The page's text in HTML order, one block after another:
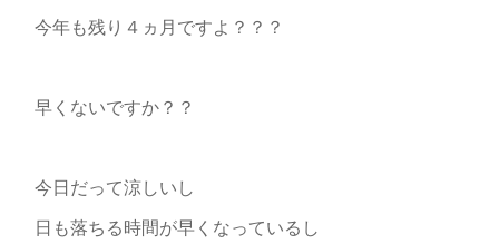
今年も残り４ヵ月ですよ？？？
早くないですか？？
今日だって涼しいし
日も落ちる時間が早くなっているし